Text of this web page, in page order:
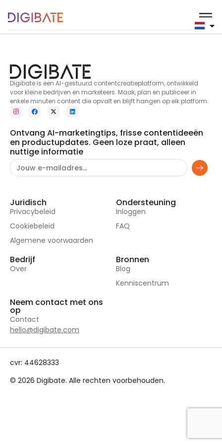
3
Digibate is een AI-gestuurd contentcreatieplatform, ontwikkeld
voor kleine bedrijven en marketeers. Maak, plan en publiceer in
enkele minuten content die opvalt en blijft hangen op elk platform.
Ontvang AI-marketingtips, frisse contentideeën
en productupdates. Geen loze praat, alleen
nuttige informatie
Juridisch
Privacybeleid
Cookiebeleid
Algemene voorwaarden
Ondersteuning
Inloggen
FAQ
Bedrijf
Over
Bronnen
Blog
Kenniscentrum
Neem contact met ons
op
Contact
hello@digibate.com
cvr: 44628333
© 2026 Digibate. Alle rechten voorbehouden.